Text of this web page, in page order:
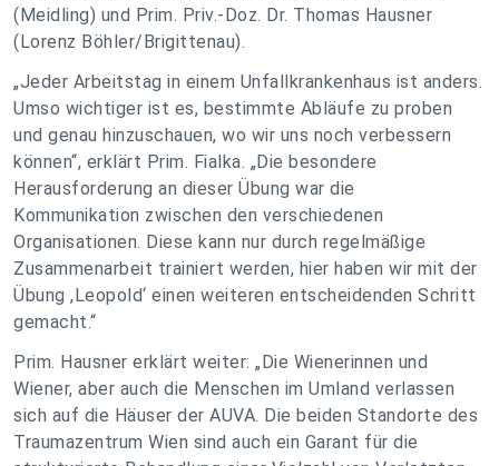
(Meidling) und Prim. Priv.-Doz. Dr. Thomas Hausner
(Lorenz Böhler/Brigittenau).
„Jeder Arbeitstag in einem Unfallkrankenhaus ist anders.
Umso wichtiger ist es, bestimmte Abläufe zu proben
und genau hinzuschauen, wo wir uns noch verbessern
können“, erklärt Prim. Fialka. „Die besondere
Herausforderung an dieser Übung war die
Kommunikation zwischen den verschiedenen
Organisationen. Diese kann nur durch regelmäßige
Zusammenarbeit trainiert werden, hier haben wir mit der
Übung ,Leopold‘ einen weiteren entscheidenden Schritt
gemacht.“
Prim. Hausner erklärt weiter: „Die Wienerinnen und
Wiener, aber auch die Menschen im Umland verlassen
sich auf die Häuser der AUVA. Die beiden Standorte des
Traumazentrum Wien sind auch ein Garant für die